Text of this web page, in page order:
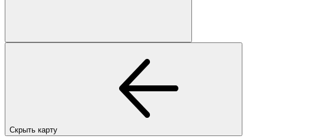
Скрыть карту